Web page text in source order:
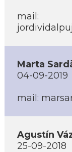
mail:
Marta
04-09-2019
mail:
Agustí­n
25-09-2018